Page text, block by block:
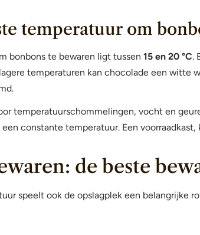
temperatuur om
bonbons te bewaren ligt tussen 15 en 20 °C.
temperaturen kan chocolade een witte
temperatuurschommelingen, vocht en
constante temperatuur. Een voorraadkast,
de beste
speelt ook de opslagplek een belangrijke